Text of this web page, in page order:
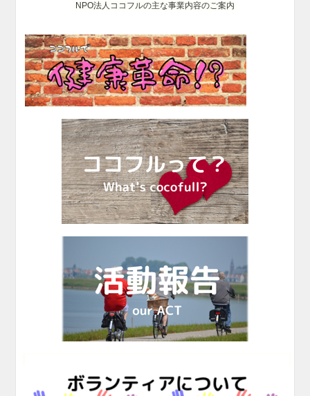
NPO法人ココフルの主な事業内容のご案内